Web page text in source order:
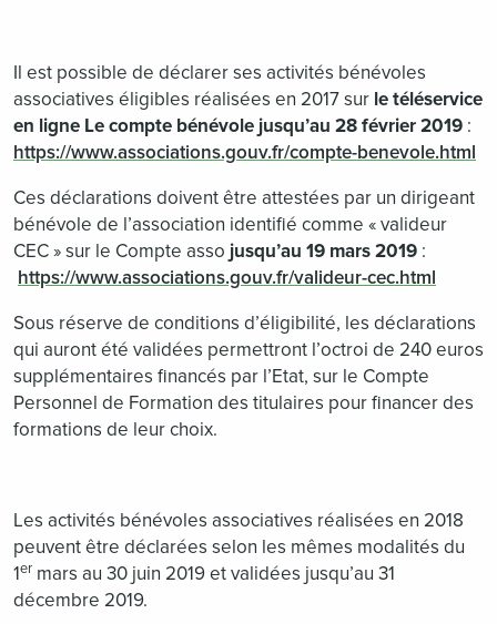
Il est possible de déclarer ses activités bénévoles
associatives éligibles réalisées en 2017 sur le téléservice
en ligne Le compte bénévole jusqu’au 28 février 2019 :
https://www.associations.gouv.fr/compte-benevole.html
Ces déclarations doivent être attestées par un dirigeant
bénévole de l’association identifié comme « valideur
CEC » sur le Compte asso jusqu’au 19 mars 2019 :
https://www.associations.gouv.fr/valideur-cec.html
Sous réserve de conditions d’éligibilité, les déclarations
qui auront été validées permettront l’octroi de 240 euros
supplémentaires financés par l’Etat, sur le Compte
Personnel de Formation des titulaires pour financer des
formations de leur choix.
Les activités bénévoles associatives réalisées en 2018
peuvent être déclarées selon les mêmes modalités du
1er mars au 30 juin 2019 et validées jusqu’au 31
décembre 2019.